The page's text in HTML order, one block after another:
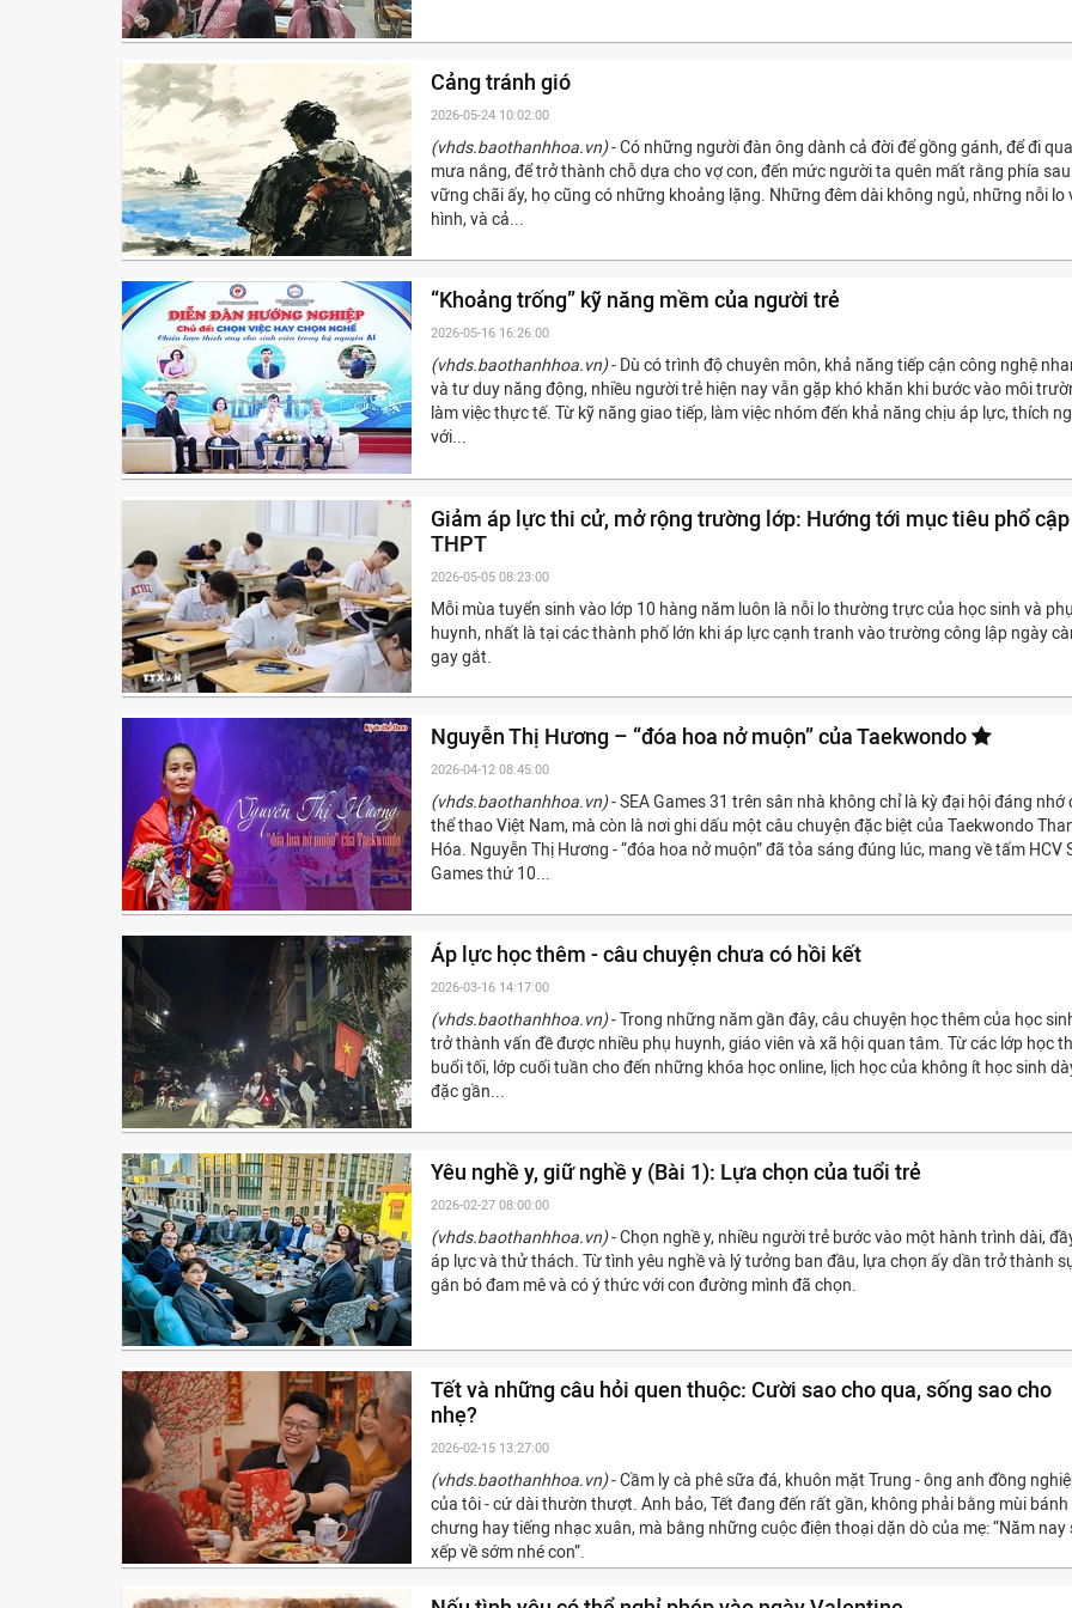
Cảng tránh gió
2026-05-24 10:02:00
(vhds.baothanhhoa.vn)- Có những người đàn ông dành cả đời để gồng gánh, để đi qua
mưa nắng, để trở thành chỗ dựa cho vợ con, đến mức người ta quên mất rằng phía
vững chãi ấy, họ cũng có những khoảng lặng. Những đêm dài không ngủ, những nỗi lo
hình, và cả...
“Khoảng trống” kỹ năng mềm của người trẻ
2026-05-16 16:26:00
(vhds.baothanhhoa.vn)- Dù có trình độ chuyên môn, khả năng tiếp cận công nghệ
và tư duy năng động, nhiều người trẻ hiện nay vẫn gặp khó khăn khi bước vào môi
làm việc thực tế. Từ kỹ năng giao tiếp, làm việc nhóm đến khả năng chịu áp lực, thích
với...
Giảm áp lực thi cử, mở rộng trường lớp: Hướng tới mục tiêu phổ cập
THPT
2026-05-05 08:23:00
Mỗi mùa tuyển sinh vào lớp 10 hàng năm luôn là nỗi lo thường trực của học sinh và phụ
huynh, nhất là tại các thành phố lớn khi áp lực cạnh tranh vào trường công lập ngày
gay gắt.
Nguyễn Thị Hương – “đóa hoa nở muộn” của Taekwondo
2026-04-12 08:45:00
(vhds.baothanhhoa.vn)- SEA Games 31 trên sân nhà không chỉ là kỳ đại hội đáng nhớ
thể thao Việt Nam, mà còn là nơi ghi dấu một câu chuyện đặc biệt của Taekwondo
Hóa. Nguyễn Thị Hương - “đóa hoa nở muộn” đã tỏa sáng đúng lúc, mang về tấm HCV
Games thứ 10...
Áp lực học thêm - câu chuyện chưa có hồi kết
2026-03-16 14:17:00
(vhds.baothanhhoa.vn)- Trong những năm gần đây, câu chuyện học thêm của học
trở thành vấn đề được nhiều phụ huynh, giáo viên và xã hội quan tâm. Từ các lớp học
buổi tối, lớp cuối tuần cho đến những khóa học online, lịch học của không ít học sinh
đặc gần...
Yêu nghề y, giữ nghề y (Bài 1): Lựa chọn của tuổi trẻ
2026-02-27 08:00:00
(vhds.baothanhhoa.vn)- Chọn nghề y, nhiều người trẻ bước vào một hành trình dài,
áp lực và thử thách. Từ tình yêu nghề và lý tưởng ban đầu, lựa chọn ấy dần trở thành
gắn bó đam mê và có ý thức với con đường mình đã chọn.
Tết và những câu hỏi quen thuộc: Cười sao cho qua, sống sao cho
nhẹ?
2026-02-15 13:27:00
(vhds.baothanhhoa.vn)- Cầm ly cà phê sữa đá, khuôn mặt Trung - ông anh đồng
của tôi - cứ dài thườn thượt. Anh bảo, Tết đang đến rất gần, không phải bằng mùi bánh
chưng hay tiếng nhạc xuân, mà bằng những cuộc điện thoại dặn dò của mẹ: “Năm nay
xếp về sớm nhé con”.